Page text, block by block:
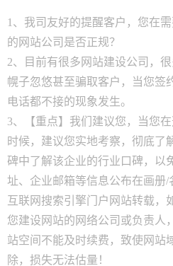
1、我司友好的提醒客户，您在
的网站公司是否正规？
2、目前有很多网站建设公司，
幌子忽悠甚至骗取客户，当您签
电话都不接的现象发生。
3、【重点】我们建议您，当您
时候，建议您实地考察，彻底了
碑中了解该企业的行业口碑，以
址、企业邮箱等信息公布在画册
互联网搜索引擎门户网站转载，
您建设网站的网络公司或负责人
站空间不能及时续费，致使网站
除，损失无法估量！